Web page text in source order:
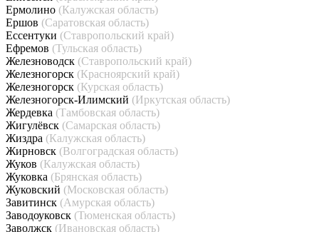
Ермолино (Калужская область)
Ершов (Саратовская область)
Ессентуки (Ставропольский край)
Ефремов (Тульская область)
Железноводск (Ставропольский край)
Железногорск (Красноярский край)
Железногорск (Курская область)
Железногорск-Илимский (Иркутская область)
Жердевка (Тамбовская область)
Жигулёвск (Самарская область)
Жиздра (Калужская область)
Жирновск (Волгоградская область)
Жуков (Калужская область)
Жуковка (Брянская область)
Жуковский (Московская область)
Завитинск (Амурская область)
Заводоуковск (Тюменская область)
Заволжск (Ивановская область)